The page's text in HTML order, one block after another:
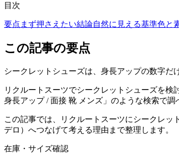
目次
要点 まず押さえたい結論自然に見える基準色と
この記事の要点
シークレットシューズは、身長アップの数字だ
リクルートスーツでシークレットシューズを
身長アップ / 面接 靴 メンズ」のような検索で
この記事では、リクルートスーツにシークレ
デロ）へつなげて考える理由まで整理します。
在庫・サイズ確認